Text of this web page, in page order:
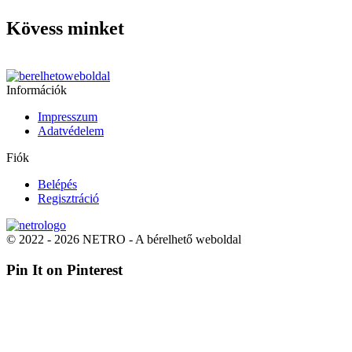
Kövess minket
Információk
Impresszum
Adatvédelem
Fiók
Belépés
Regisztráció
© 2022 - 2026 NETRO - A bérelhető weboldal
Pin It on Pinterest